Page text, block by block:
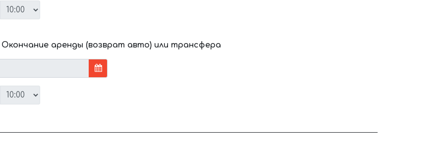
Окончание аренды (возврат авто) или трансфера